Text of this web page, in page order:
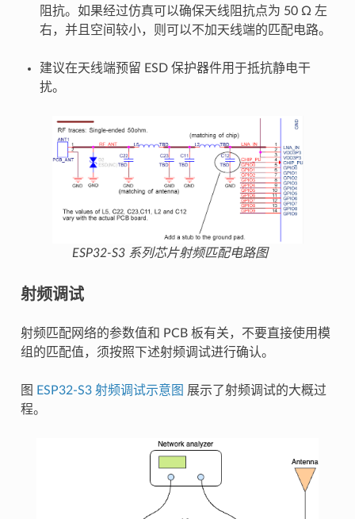
阻抗。如果经过仿真可以确保天线阻抗点为 50 Ω 左
右，并且空间较小，则可以不加天线端的匹配电路。
建议在天线端预留 ESD 保护器件用于抵抗静电干
扰。
ESP32-S3 系列芯片射频匹配电路图
射频调试
射频匹配网络的参数值和 PCB 板有关，不要直接使用模
组的匹配值，须按照下述射频调试进行确认。
图 ESP32-S3 射频调试示意图 展示了射频调试的大概过
程。